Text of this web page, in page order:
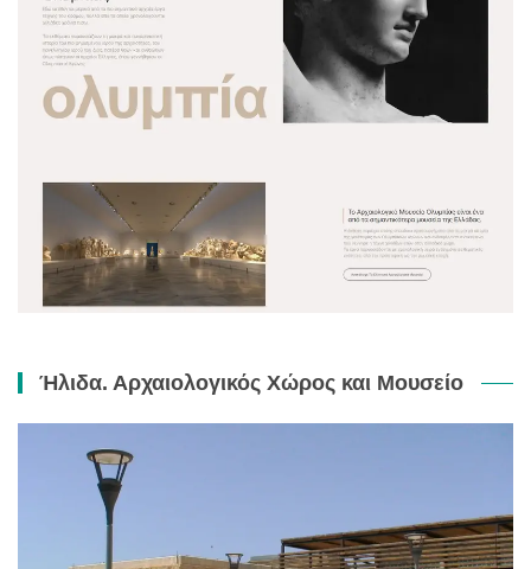
Ήλιδα. Αρχαιολογικός Χώρος και Μουσείο